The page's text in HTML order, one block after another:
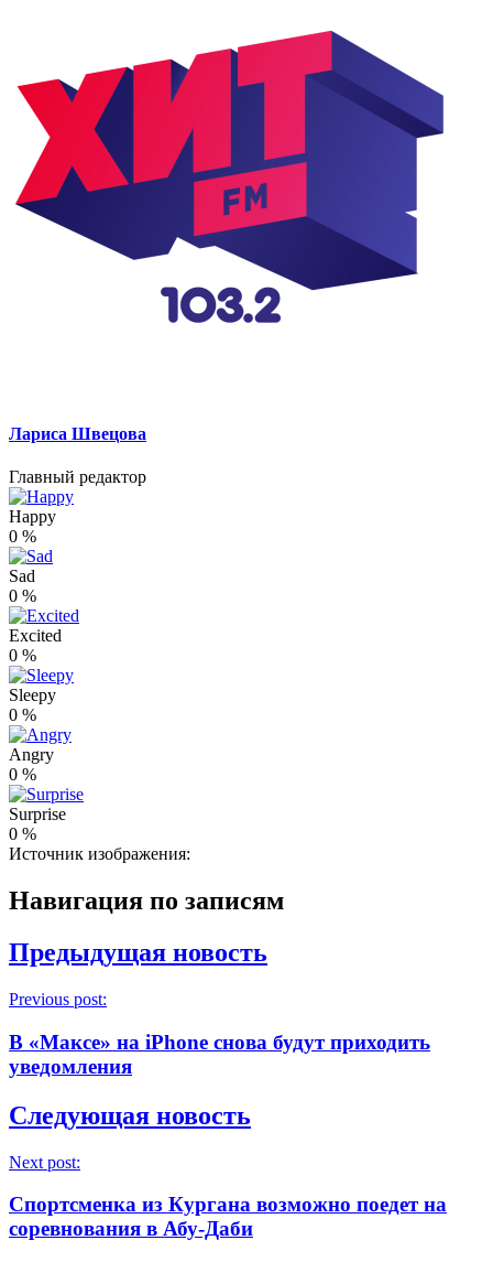
Лариса Швецова
Главный редактор
Happy
0 %
Sad
0 %
Excited
0 %
Sleepy
0 %
Angry
0 %
Surprise
0 %
Источник изображения:
Навигация по записям
Предыдущая новость
Previous post:
В «Максе» на iPhone снова будут приходить
уведомления
Следующая новость
Next post:
Спортсменка из Кургана возможно поедет на
соревнования в Абу-Даби